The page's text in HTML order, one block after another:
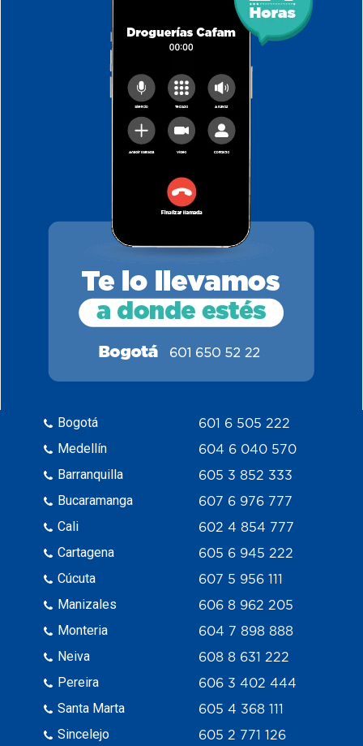
Bogotá
Medellín
Barranquilla
Bucaramanga
Cali
Cartagena
Cúcuta
Manizales
Monteria
Neiva
Pereira
Santa Marta
Sincelejo
601 6 505 222
604 6 040 570
605 3 852 333
607 6 976 777
602 4 854 777
605 6 945 222
607 5 956 111
606 8 962 205
604 7 898 888
608 8 631 222
606 3 402 444
605 4 368 111
605 2 771 126